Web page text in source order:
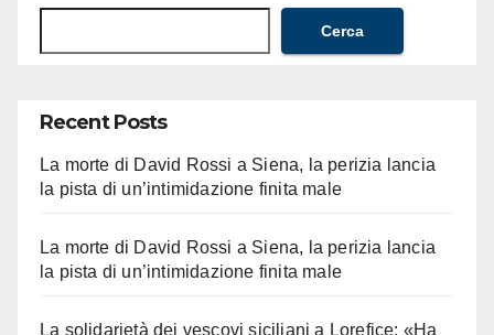
Cerca
Recent Posts
La morte di David Rossi a Siena, la perizia lancia
la pista di un’intimidazione finita male
La morte di David Rossi a Siena, la perizia lancia
la pista di un’intimidazione finita male
La solidarietà dei vescovi siciliani a Lorefice: «Ha